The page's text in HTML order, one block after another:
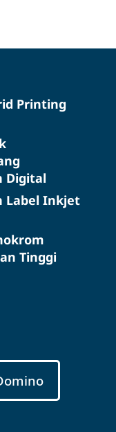
Printing
Digital
Label Inkjet
Tinggi